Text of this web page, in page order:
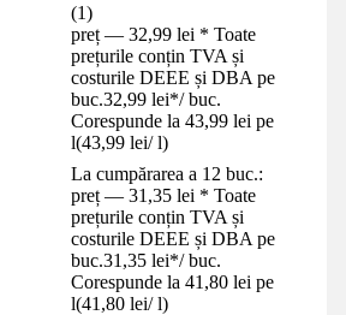
(1)
preț — 32,99 lei * Toate
prețurile conțin TVA și
costurile DEEE și DBA pe
buc.32,99 lei*/ buc.
Corespunde la 43,99 lei pe
l(43,99 lei/ l)
La cumpărarea a 12 buc.:
preț — 31,35 lei * Toate
prețurile conțin TVA și
costurile DEEE și DBA pe
buc.31,35 lei*/ buc.
Corespunde la 41,80 lei pe
l(41,80 lei/ l)